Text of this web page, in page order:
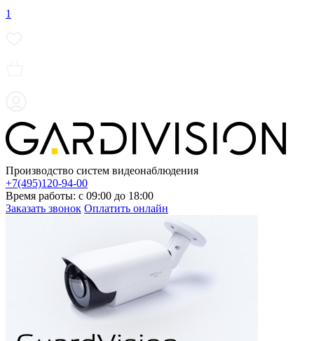
1
Производство систем видеонаблюдения
+7(495)120-94-00
Время работы: с 09:00 до 18:00
Заказать звонок Оплатить онлайн